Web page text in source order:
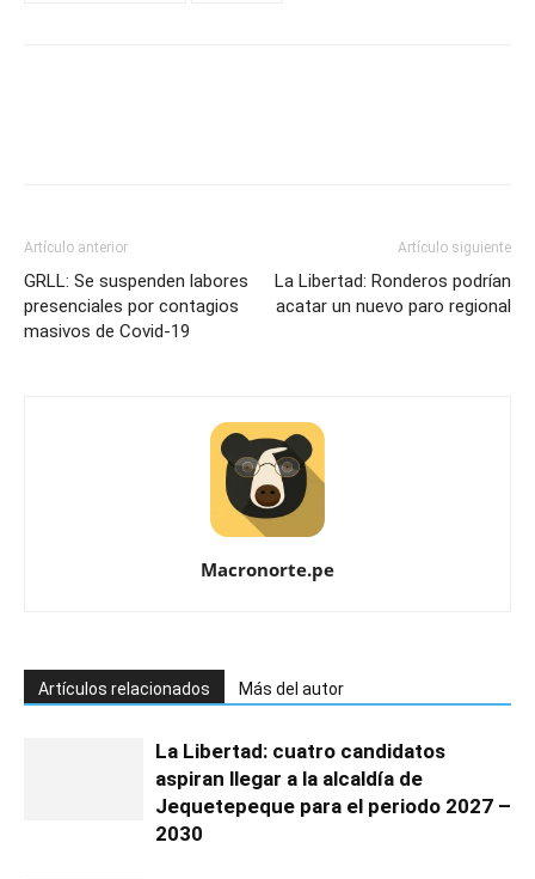
Artículo anterior
GRLL: Se suspenden labores
presenciales por contagios
masivos de Covid-19
Artículo siguiente
La Libertad: Ronderos podrían
acatar un nuevo paro regional
Macronorte.pe
Artículos relacionados Más del autor
La Libertad: cuatro candidatos
aspiran llegar a la alcaldía de
Jequetepeque para el periodo 2027 –
2030